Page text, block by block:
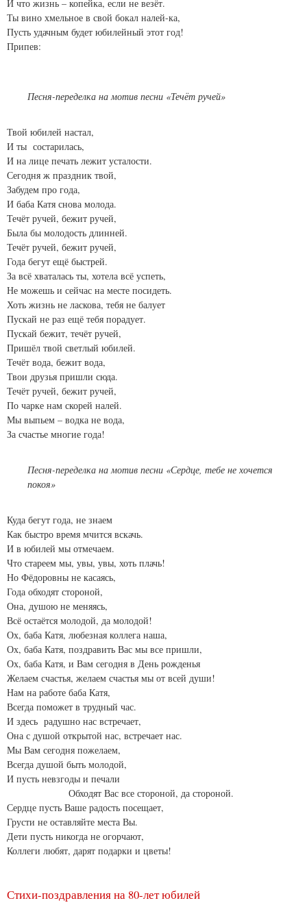
И что жизнь – копейка, если не везёт.
Ты вино хмельное в свой бокал налей-ка,
Пусть удачным будет юбилейный этот год!
Припев:
Песня-переделка на мотив песни «Течёт ручей»
Твой юбилей настал,
И ты состарилась,
И на лице печать лежит усталости.
Сегодня ж праздник твой,
Забудем про года,
И баба Катя снова молода.
Течёт ручей, бежит ручей,
Была бы молодость длинней.
Течёт ручей, бежит ручей,
Года бегут ещё быстрей.
За всё хваталась ты, хотела всё успеть,
Не можешь и сейчас на месте посидеть.
Хоть жизнь не ласкова, тебя не балует
Пускай не раз ещё тебя порадует.
Пускай бежит, течёт ручей,
Пришёл твой светлый юбилей.
Течёт вода, бежит вода,
Твои друзья пришли сюда.
Течёт ручей, бежит ручей,
По чарке нам скорей налей.
Мы выпьем – водка не вода,
За счастье многие года!
Песня-переделка на мотив песни «Сердце, тебе не хочется
покоя»
Куда бегут года, не знаем
Как быстро время мчится вскачь.
И в юбилей мы отмечаем.
Что стареем мы, увы, увы, хоть плачь!
Но Фёдоровны не касаясь,
Года обходят стороной,
Она, душою не меняясь,
Всё остаётся молодой, да молодой!
Ох, баба Катя, любезная коллега наша,
Ох, баба Катя, поздравить Вас мы все пришли,
Ох, баба Катя, и Вам сегодня в День рожденья
Желаем счастья, желаем счастья мы от всей души!
Нам на работе баба Катя,
Всегда поможет в трудный час.
И здесь радушно нас встречает,
Она с душой открытой нас, встречает нас.
Мы Вам сегодня пожелаем,
Всегда душой быть молодой,
И пусть невзгоды и печали
Обходят Вас все стороной, да стороной.
Сердце пусть Ваше радость посещает,
Грусти не оставляйте места Вы.
Дети пусть никогда не огорчают,
Коллеги любят, дарят подарки и цветы!
Стихи-поздравления на 80-лет юбилей